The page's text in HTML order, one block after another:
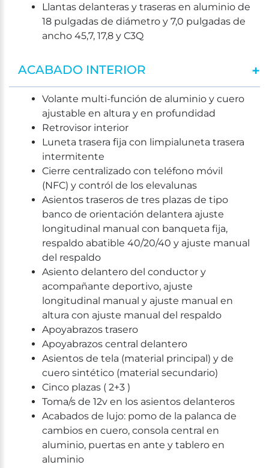
Llantas delanteras y traseras en aluminio de
18 pulgadas de diámetro y 7,0 pulgadas de
ancho 45,7, 17,8 y C3Q
ACABADO INTERIOR
Volante multi-función de aluminio y cuero
ajustable en altura y en profundidad
Retrovisor interior
Luneta trasera fija con limpialuneta trasera
intermitente
Cierre centralizado con teléfono móvil
(NFC) y contról de los elevalunas
Asientos traseros de tres plazas de tipo
banco de orientación delantera ajuste
longitudinal manual con banqueta fija,
respaldo abatible 40/20/40 y ajuste manual
del respaldo
Asiento delantero del conductor y
acompañante deportivo, ajuste
longitudinal manual y ajuste manual en
altura con ajuste manual del respaldo
Apoyabrazos trasero
Apoyabrazos central delantero
Asientos de tela (material principal) y de
cuero sintético (material secundario)
Cinco plazas ( 2+3 )
Toma/s de 12v en los asientos delanteros
Acabados de lujo: pomo de la palanca de
cambios en cuero, consola central en
aluminio, puertas en ante y tablero en
aluminio